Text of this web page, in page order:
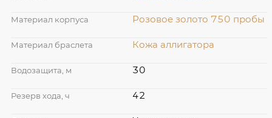
Материал корпуса Розовое золото 750 пробы
Материал браслета Кожа аллигатора
Водозащита, м 30
Резерв хода, ч 42